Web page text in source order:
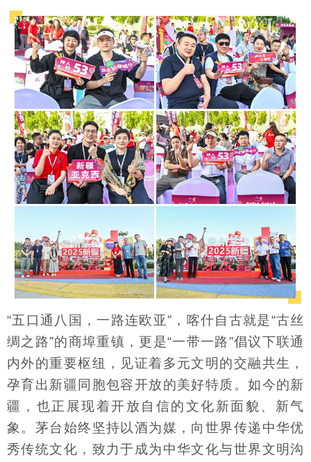
“五口通八国，一路连欧亚”，喀什自古就是“古丝
绸之路”的商埠重镇，更是“一带一路”倡议下联通
内外的重要枢纽，见证着多元文明的交融共生，
孕育出新疆同胞包容开放的美好特质。如今的新
疆，也正展现着开放自信的文化新面貌、新气
象。茅台始终坚持以酒为媒，向世界传递中华优
秀传统文化，致力于成为中华文化与世界文明沟